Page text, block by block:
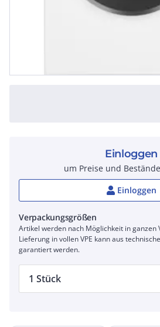
Einloggen
um Preise und
Einloggen
Verpackungsgrößen
Artikel werden nach Möglichkeit in ganzen
Lieferung in vollen VPE kann aus
garantiert werden.
1 Stück